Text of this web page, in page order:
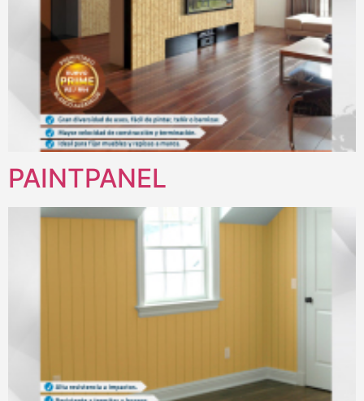
PAINTPANEL